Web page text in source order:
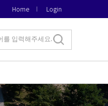
Home Login
를 입력해주세요.